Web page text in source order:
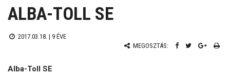
ALBA-TOLL SE
2017.03.18. | 9 ÉVE
MEGOSZTÁS:
Alba-Toll SE